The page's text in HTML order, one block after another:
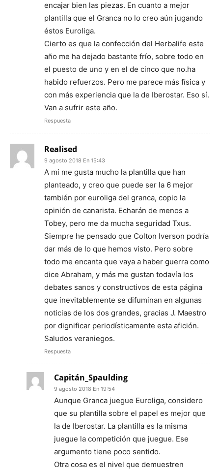
encajar bien las piezas. En cuanto a mejor
plantilla que el Granca no lo creo aún jugando
éstos Euroliga.
Cierto es que la confección del Herbalife este
año me ha dejado bastante frío, sobre todo en
el puesto de uno y en el de cinco que no.ha
habido refuerzos. Pero me parece más física y
con más experiencia que la de Iberostar. Eso sí.
Van a sufrir este año.
Respuesta
Realised
9 agosto 2018 En 15:43
A mi me gusta mucho la plantilla que han
planteado, y creo que puede ser la 6 mejor
también por euroliga del granca, copio la
opinión de canarista. Echarán de menos a
Tobey, pero me da mucha seguridad Txus.
Siempre he pensado que Colton Iverson podría
dar más de lo que hemos visto. Pero sobre
todo me encanta que vaya a haber guerra como
dice Abraham, y más me gustan todavía los
debates sanos y constructivos de esta página
que inevitablemente se difuminan en algunas
noticias de los dos grandes, gracias J. Maestro
por dignificar periodísticamente esta afición.
Saludos veraniegos.
Respuesta
Capitán_Spaulding
9 agosto 2018 En 19:54
Aunque Granca juegue Euroliga, considero
que su plantilla sobre el papel es mejor que
la de Iberostar. La plantilla es la misma
juegue la competición que juegue. Ese
argumento tiene poco sentido.
Otra cosa es el nivel que demuestren